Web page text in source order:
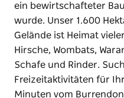
ein bewirtschafteter
wurde. Unser 1.600
Gelände ist Heimat
Hirsche, Wombats,
Schafe und Rinder.
Freizeitaktivitäten für
Minuten vom